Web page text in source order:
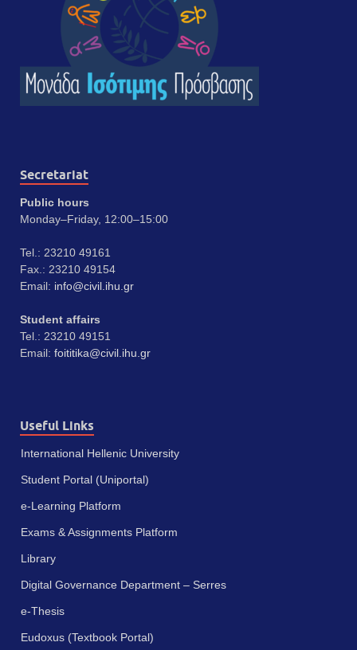
Secretariat
Public hours
Monday–Friday, 12:00–15:00
Tel.: 23210 49161
Fax.: 23210 49154
Email: info@civil.ihu.gr
Student affairs
Tel.: 23210 49151
Email: foititika@civil.ihu.gr
Useful Links
International Hellenic University
Student Portal (Uniportal)
e-Learning Platform
Exams & Assignments Platform
Library
Digital Governance Department – Serres
e-Thesis
Eudoxus (Textbook Portal)